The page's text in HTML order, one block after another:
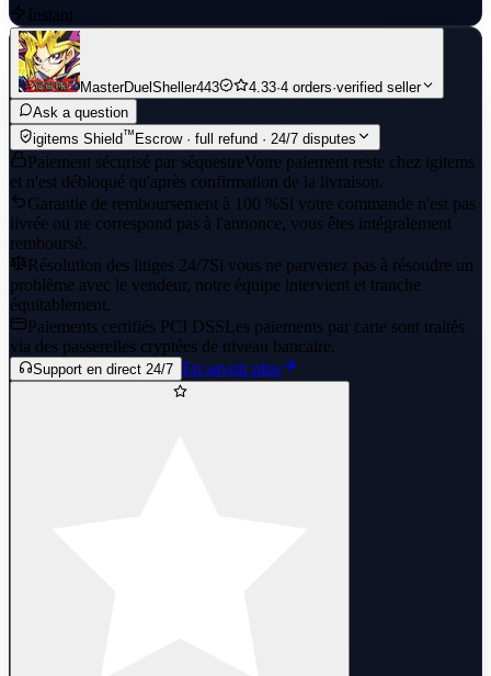
Instant
MasterDuelSheller443 4.33·4 orders·verified seller
Ask a question
igitems Shield™Escrow · full refund · 24/7 disputes
Paiement sécurisé par séquestreVotre paiement reste chez igitems
et n'est débloqué qu'après confirmation de la livraison.
Garantie de remboursement à 100 %Si votre commande n'est pas
livrée ou ne correspond pas à l'annonce, vous êtes intégralement
remboursé.
Résolution des litiges 24/7Si vous ne parvenez pas à résoudre un
problème avec le vendeur, notre équipe intervient et tranche
équitablement.
Paiements certifiés PCI DSSLes paiements par carte sont traités
via des passerelles cryptées de niveau bancaire.
Support en direct 24/7 En savoir plus